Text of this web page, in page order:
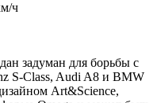
ч
задуман для борьбы с
S-Class, Audi A8 и BMW
Art&Science,